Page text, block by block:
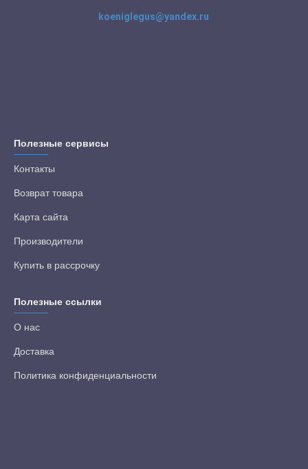
koeniglegus@yandex.ru
Полезные сервисы
Контакты
Возврат товара
Карта сайта
Производители
Купить в рассрочку
Полезные ссылки
О нас
Доставка
Политика конфиденциальности